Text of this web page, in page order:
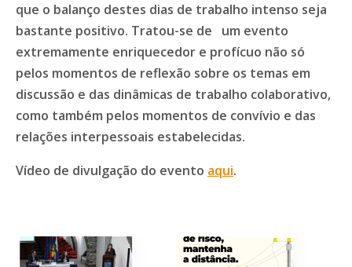
que o balanço destes dias de trabalho intenso seja
bastante positivo. Tratou-se de um evento
extremamente enriquecedor e profícuo não só
pelos momentos de reflexão sobre os temas em
discussão e das dinâmicas de trabalho colaborativo,
como também pelos momentos de convívio e das
relações interpessoais estabelecidas.
Vídeo de divulgação do evento aqui.